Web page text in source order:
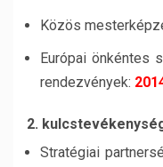
Közös
Európai önkéntes
rendezvények:
2.
Stratégiai